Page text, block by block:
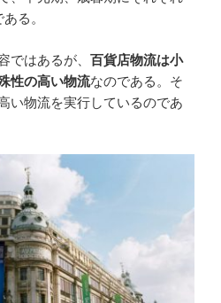
る。
ではあるが、 百貨店物流は小
性の高い物流なのである。そ
い物流を実行しているのであ